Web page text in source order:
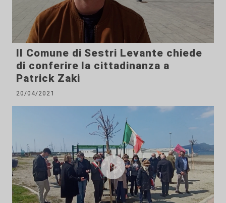
Il Comune di Sestri Levante chiede
di conferire la cittadinanza a
Patrick Zaki
20/04/2021